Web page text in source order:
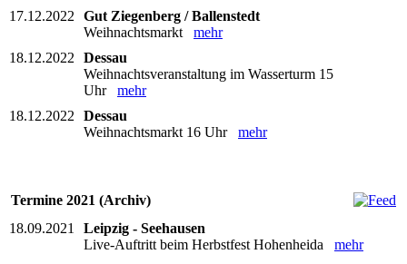
17.12.2022
Gut Ziegenberg / Ballenstedt
Weihnachtsmarkt mehr
18.12.2022
Dessau
Weihnachtsveranstaltung im Wasserturm 15
Uhr mehr
18.12.2022
Dessau
Weihnachtsmarkt 16 Uhr mehr
Termine 2021 (Archiv)
18.09.2021
Leipzig - Seehausen
Live-Auftritt beim Herbstfest Hohenheida mehr